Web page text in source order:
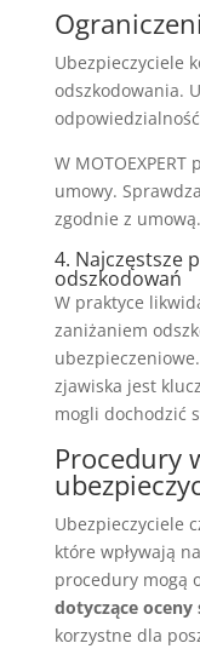
Ubezpieczyciele
odszkodowania.
W
umowy.
zgodnie z umową.
4. Najczęstsze
odszkodowań
W praktyce
zaniżaniem
zjawiska jest
mogli dochodzić
Procedury
Ubezpieczyciele
które wpływają
procedury mogą
dotyczące oceny
korzystne dla